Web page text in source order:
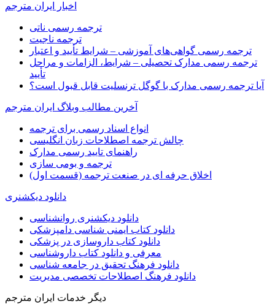
اخبار ایران مترجم
ترجمه رسمی ناتی
ترجمه ناجیت
ترجمه رسمی گواهی‌های آموزشی – شرایط تأیید و اعتبار
ترجمه رسمی مدارک تحصیلی – شرایط، الزامات و مراحل
تأیید
آیا ترجمه رسمی مدارک با گوگل ترنسلیت قابل قبول است؟
آخرین مطالب وبلاگ ایران مترجم
انواع اسناد رسمی برای ترجمه
چالش ترجمه اصطلاحات زبان انگلیسی
راهنمای تایید رسمی مدارک
ترجمه و بومی سازی
اخلاق حرفه ای در صنعت ترجمه (قسمت اول)
دانلود دیکشنری
دانلود دیکشنری روانشناسی
دانلود کتاب ایمنی شناسی دامپزشکی
دانلود کتاب داروسازی در پزشکی
معرفی و دانلود کتاب داروشناسی
دانلود فرهنگ تحقیق در جامعه شناسی
دانلود فرهنگ اصطلاحات تخصصی مدیریت
دیگر خدمات ایران مترجم